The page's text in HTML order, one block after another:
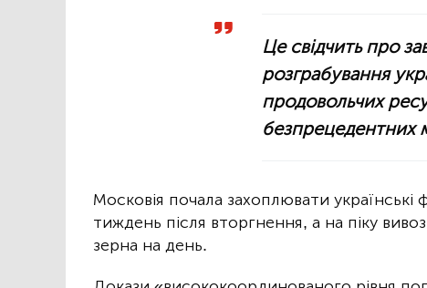
Це свідчить про
розграбування
продовольчих
безпрецедентних
Московія почала захоплювати
тиждень після вторгнення, а на піку
зерна на день.